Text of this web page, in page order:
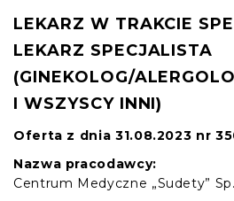
LEKARZ W TRAKCIE
LEKARZ SPECJALISTA
(GINEKOLOG/
I WSZYSCY INNI)
Oferta z dnia 31.08.2023 nr
Nazwa pracodawcy:
Centrum Medyczne „Sudety”